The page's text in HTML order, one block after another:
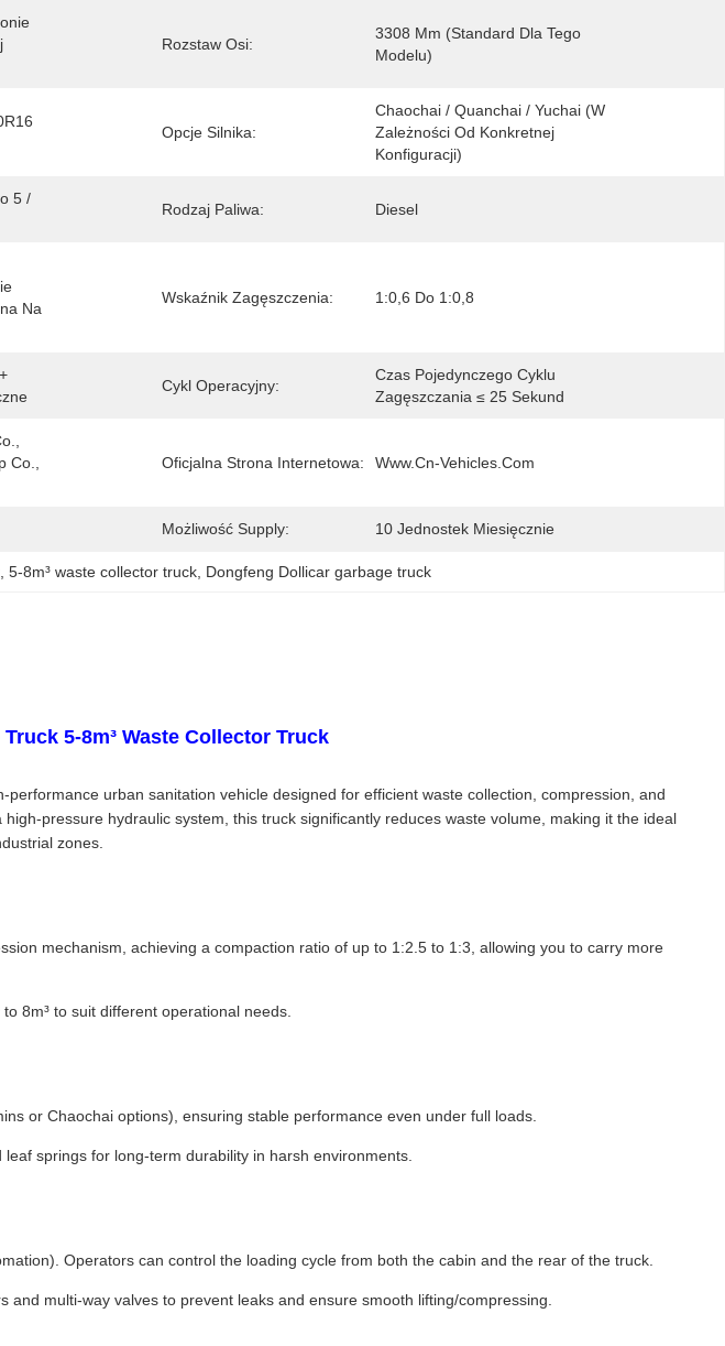
Rozstaw Osi:
3308 Mm (standard Dla Tego
Modelu)
Opcje Silnika:
Chaochai / Quanchai / Yuchai (w
Zależności Od Konkretnej
Konfiguracji)
5 /
Rodzaj Paliwa: Diesel
Na
Wskaźnik Zagęszczenia: 1:0,6 Do 1:0,8
Cykl Operacyjny:
Czas Pojedynczego Cyklu
Zagęszczania ≤ 25 Sekund
Co.,
Oficjalna Strona Internetowa: Www.cn-Vehicles.com
Możliwość Supply: 10 Jednostek Miesięcznie
5-8m³ waste collector truck Dongfeng Dollicar garbage truck
5-8m³ Waste Collector Truck
urban sanitation vehicle designed for efficient waste collection, compression, and
pressure hydraulic system, this truck significantly reduces waste volume, making it the ideal
zones.
mechanism, achieving a compaction ratio of up to 1:2.5 to 1:3, allowing you to carry more
8m³ to suit different operational needs.
or Chaochai options), ensuring stable performance even under full loads.
springs for long-term durability in harsh environments.
Operators can control the loading cycle from both the cabin and the rear of the truck.
and multi-way valves to prevent leaks and ensure smooth lifting/compressing.